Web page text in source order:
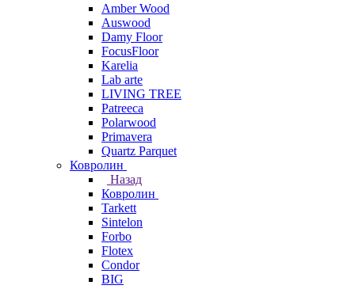
Amber Wood
Auswood
Damy Floor
FocusFloor
Karelia
Lab arte
LIVING TREE
Patreeca
Polarwood
Primavera
Quartz Parquet
Ковролин
Назад
Ковролин
Tarkett
Sintelon
Forbo
Flotex
Condor
BIG